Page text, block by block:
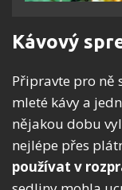
Kávový
Připravte pro ně
mleté kávy a
nějakou dobu
nejlépe přes
používat v